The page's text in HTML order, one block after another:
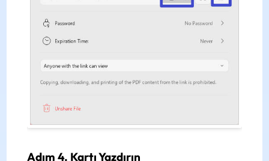
Adım 4. Kartı Yazdırın